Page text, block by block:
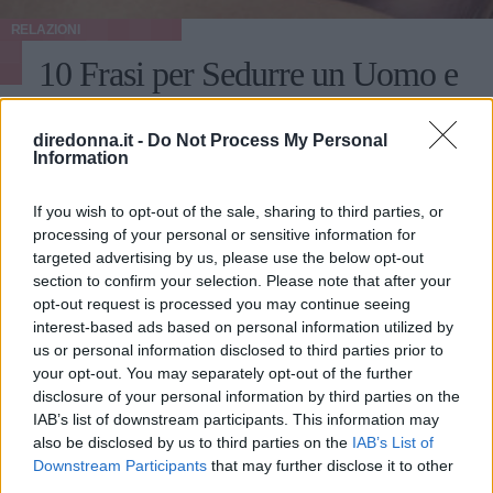
diredonna.it - Do Not Process My Personal
Information
If you wish to opt-out of the sale, sharing to third parties, or
processing of your personal or sensitive information for
targeted advertising by us, please use the below opt-out
section to confirm your selection. Please note that after your
opt-out request is processed you may continue seeing
interest-based ads based on personal information utilized by
us or personal information disclosed to third parties prior to
your opt-out. You may separately opt-out of the further
disclosure of your personal information by third parties on the
IAB’s list of downstream participants. This information may
also be disclosed by us to third parties on the IAB’s List of
Downstream Participants that may further disclose it to other
RELAZIONI
10 Frasi per Sedurre un Uomo e
Conquistare un uomo che si desidera non è sempre
sedurre un uomo, tutte a sfondo erotico più o meno
dichiarato.
PERDITA DURANGO